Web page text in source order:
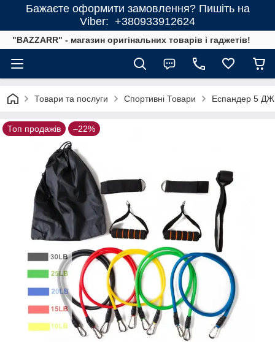
Бажаєте оформити замовлення? Пишіть на
Viber: +380933912624
"BAZZARR" - магазин оригінальних товарів і гаджетів!
Товари та послуги Спортивні Товари Еспандер 5
Топ продажів –22%